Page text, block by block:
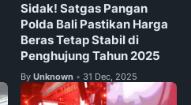
Sidak! Satgas Pangan
Polda Bali Pastikan Harga
Beras Tetap Stabil di
Penghujung Tahun 2025
By Unknown • 31 Dec, 2025